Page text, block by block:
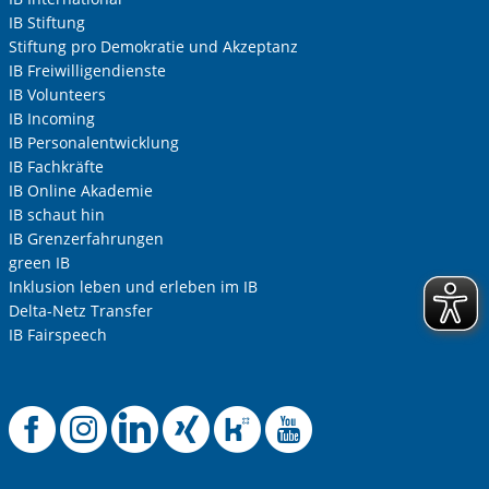
Ihre Telefonnummer
Betreff ihrer Anfrage
Ihre Nachricht
Anti-Roboter-Verifizierung
IB Stiftung
Stiftung pro Demokratie und Akzeptanz
IB Freiwilligendienste
IB Volunteers
IB Incoming
IB Personalentwicklung
IB Fachkräfte
IB Online Akademie
IB schaut hin
IB Grenzerfahrungen
green IB
Inklusion leben und erleben im IB
Delta-Netz Transfer
IB Fairspeech
Offizielle
Offizielle
Offizielle
Offizielle
Offizielle